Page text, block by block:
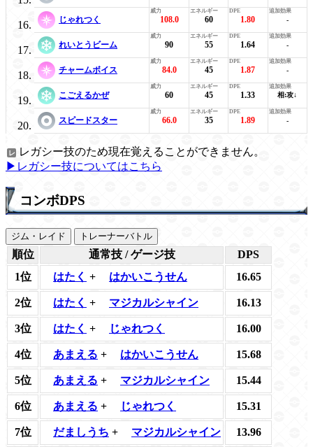
じゃれつく 108.0 60 1.80 -
れいとうビーム 90 55 1.64 -
チャームボイス 84.0 45 1.87 -
こごえるかぜ 60 45 1.33 相:攻↓
スピードスター 66.0 35 1.89 -
レガシー技のため現在覚えることができません。
▶レガシー技についてはこちら
コンボDPS
ジム・レイド トレーナーバトル
順位 通常技 / ゲージ技
DPS
1位
はたく + はかいこうせん 16.65
2位 はたく + マジカルシャイン 16.13
3位 はたく + じゃれつく 16.00
4位 あまえる + はかいこうせん 15.68
5位 あまえる + マジカルシャイン 15.44
6位 あまえる + じゃれつく 15.31
7位 だましうち + マジカルシャイン 13.96